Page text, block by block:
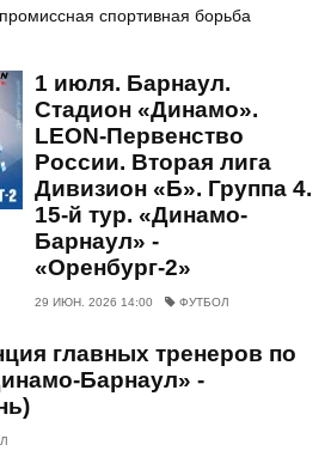
спортивная борьба
1 июля. Барнаул.
Стадион «Динамо».
LEON-Первенство
России. Вторая лига
Дивизион «Б». Группа 4.
15-й тур. «Динамо-
Барнаул» -
«Оренбург-2»
29 ИЮН. 2026 14:00 ФУТБОЛ
главных тренеров по
Барнаул» -